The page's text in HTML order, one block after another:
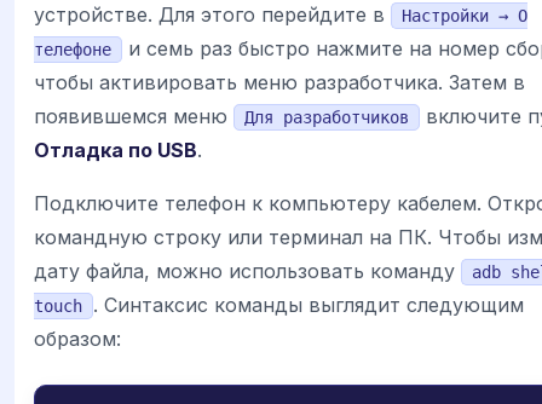
устройстве. Для этого перейдите в
Настройки → О
телефоне
и семь раз быстро нажмите на номер
чтобы активировать меню разработчика. Затем в
появившемся меню
Для разработчиков
включите
Отладка по USB.
Подключите телефон к компьютеру кабелем.
командную строку или терминал на ПК. Чтобы
дату файла, можно использовать команду
adb
touch
. Синтаксис команды выглядит следующим
образом: